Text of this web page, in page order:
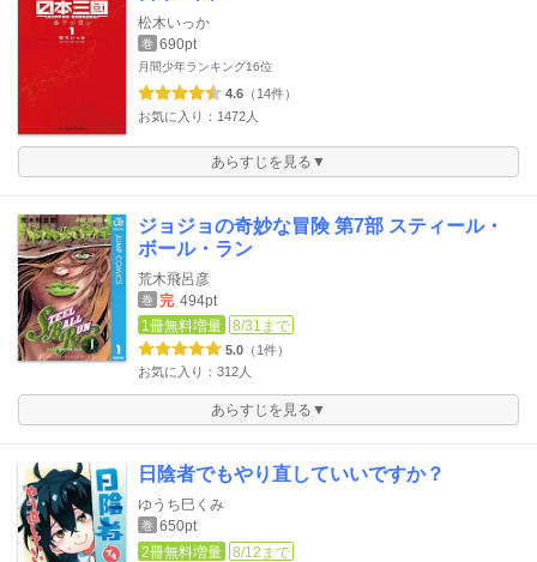
松木いっか
巻 690pt
月間少年ランキング16位
4.6 （14件）
お気に入り：1472人
あらすじを見る▼
ジョジョの奇妙な冒険 第7部 スティール・
ボール・ラン
荒木飛呂彦
巻 完 494pt
1冊無料増量
8/31まで
5.0 （1件）
お気に入り：312人
あらすじを見る▼
日陰者でもやり直していいですか？
ゆうち巳くみ
巻 650pt
2冊無料増量
8/12まで